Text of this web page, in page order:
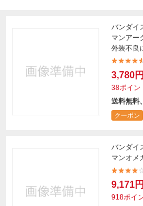
バンダイ
マンアー
外装不良
3,780円
38ポイン
送料無料
クーポン
バンダイ
マンオメ
9,171円
918ポイ